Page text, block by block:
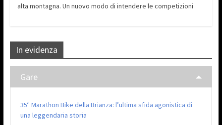
alta montagna. Un nuovo modo di intendere le competizioni
In evidenza
Gare
35ª Marathon Bike della Brianza: l’ultima sfida agonistica di
una leggendaria storia